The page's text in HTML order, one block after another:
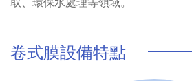
卷式膜設備特點